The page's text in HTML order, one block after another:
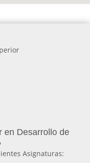
en Desarrollo de
Asignaturas: